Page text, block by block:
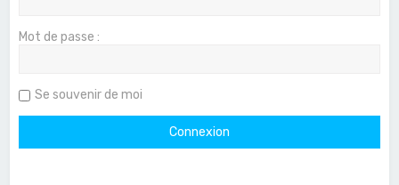
Mot de passe :
Se souvenir de moi